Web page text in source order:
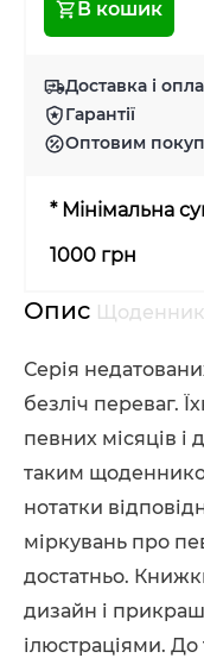
В кошик
Доставка і
Гарантії
Оптовим
* Мінімальна
1000 грн
Опис Щоденник
Серія
безліч переваг.
певних місяців і
таким
нотатки
міркувань про
достатньо.
дизайн і
ілюстраціями. До